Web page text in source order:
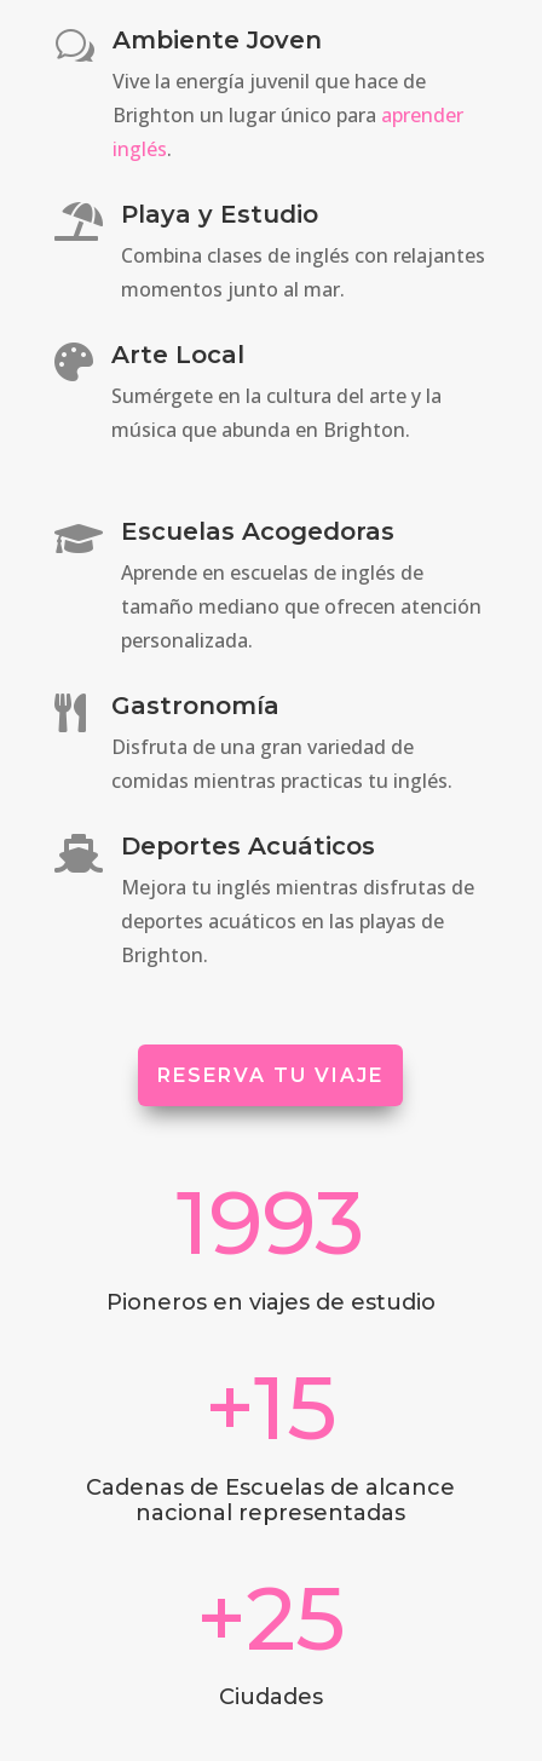
w Ambiente Joven
Vive la energía juvenil que hace de
Brighton un lugar único para aprender
inglés.
 Playa y Estudio
Combina clases de inglés con relajantes
momentos junto al mar.
 Arte Local
Sumérgete en la cultura del arte y la
música que abunda en Brighton.
 Escuelas Acogedoras
Aprende en escuelas de inglés de
tamaño mediano que ofrecen atención
personalizada.
 Gastronomía
Disfruta de una gran variedad de
comidas mientras practicas tu inglés.
 Deportes Acuáticos
Mejora tu inglés mientras disfrutas de
deportes acuáticos en las playas de
Brighton.
RESERVA TU VIAJE
1993
Pioneros en viajes de estudio
+15
Cadenas de Escuelas de alcance
nacional representadas
+25
Ciudades